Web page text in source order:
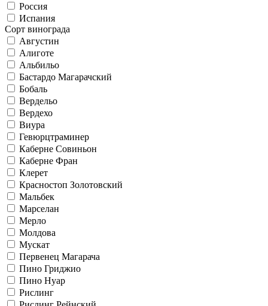
Россия
Испания
Сорт винограда
Августин
Алиготе
Альбильо
Бастардо Магарачский
Бобаль
Вердельо
Вердехо
Виура
Гевюрцтраминер
Каберне Совиньон
Каберне Фран
Клерет
Красностоп Золотовский
Мальбек
Марселан
Мерло
Молдова
Мускат
Первенец Магарача
Пино Гриджио
Пино Нуар
Рислинг